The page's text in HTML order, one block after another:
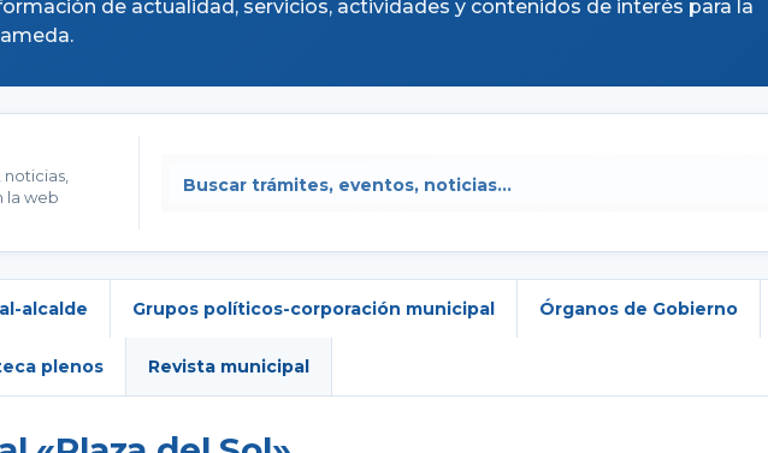
de actualidad, servicios, actividades y contenidos de interés para la
la web
alcalde Grupos políticos-corporación municipal Órganos de Gobierno
plenos Revista municipal